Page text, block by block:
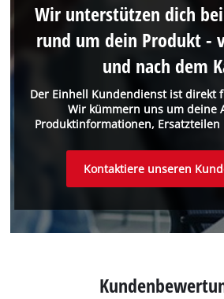
Der Einhell Kundendienst ist direkt
Wir kümmern uns um deine
Produktinformationen,
Wir unterstützen dich
rund um dein Produkt -
und nach dem
Kontaktiere unseren